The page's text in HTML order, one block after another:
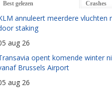
Best gelezen Crashes
annuleert meerdere vluchten
staking
aug 26
opent komende winter
Brussels Airport
aug 26